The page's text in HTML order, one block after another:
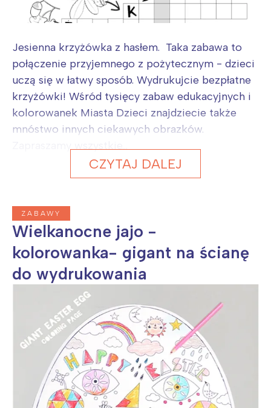
Jesienna krzyżówka z hasłem. Taka zabawa to
połączenie przyjemnego z pożytecznym - dzieci
uczą się w łatwy sposób. Wydrukujcie bezpłatne
krzyżówki! Wśród tysięcy zabaw edukacyjnych i
kolorowanek Miasta Dzieci znajdziecie także
mnóstwo innych ciekawych obrazków.
CZYTAJ DALEJ
ZABAWY
Wielkanocne jajo -
kolorowanka- gigant na ścianę
do wydrukowania